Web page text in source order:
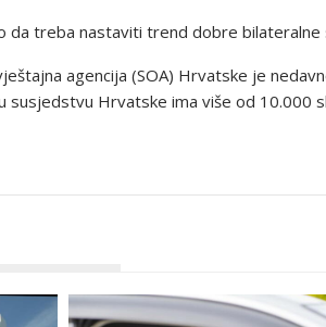
da treba nastaviti trend dobre bilateralne
agencija (SOA) Hrvatske je
susjedstvu Hrvatske ima više od 10.000